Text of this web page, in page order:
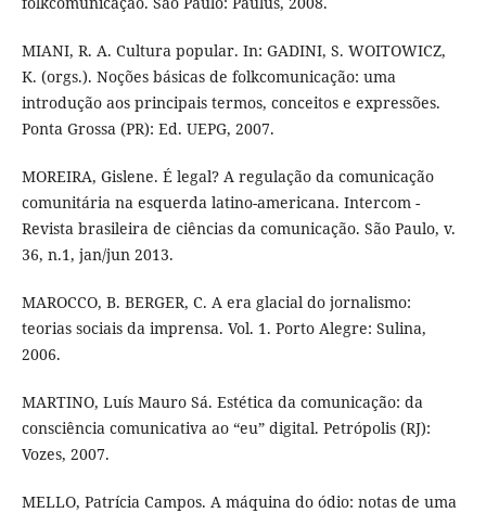
MIANI, R. A. Cultura popular. In: GADINI, S. WOITOWICZ,
K. (orgs.). Noções básicas de folkcomunicação: uma
introdução aos principais termos, conceitos e expressões.
Ponta Grossa (PR): Ed. UEPG, 2007.
MOREIRA, Gislene. É legal? A regulação da comunicação
comunitária na esquerda latino-americana. Intercom -
Revista brasileira de ciências da comunicação. São Paulo, v.
36, n.1, jan/jun 2013.
MAROCCO, B. BERGER, C. A era glacial do jornalismo:
teorias sociais da imprensa. Vol. 1. Porto Alegre: Sulina,
2006.
MARTINO, Luís Mauro Sá. Estética da comunicação: da
consciência comunicativa ao “eu” digital. Petrópolis (RJ):
Vozes, 2007.
MELLO, Patrícia Campos. A máquina do ódio: notas de uma